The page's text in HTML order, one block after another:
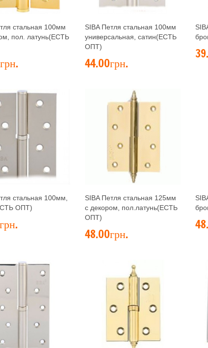
стальная 100мм
пол. латунь(ЕСТЬ
SIBA Петля стальная 100мм
универсальная, сатин(ЕСТЬ
ОПТ)
44.00грн.
стальная 100мм,
ОПТ)
SIBA Петля стальная 125мм
с декором, пол.латунь(ЕСТЬ
ОПТ)
48.00грн.